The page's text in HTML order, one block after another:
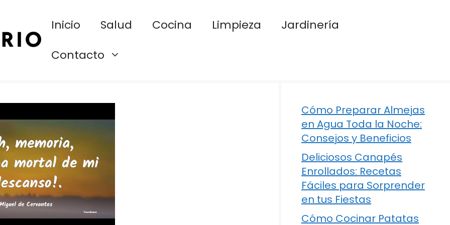
Inicio Salud Cocina Limpieza
Jardinería
Contacto
Cómo Preparar Almejas
en Agua Toda la Noche:
Consejos y Beneficios
Deliciosos Canapés
Enrollados: Recetas
Fáciles para Sorprender
en tus Fiestas
Cómo Cocinar Patatas